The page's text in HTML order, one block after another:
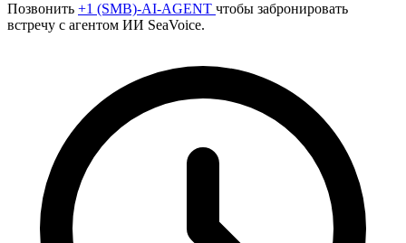
Позвонить +1 (SMB)-AI-AGENT чтобы забронировать
встречу с агентом ИИ SeaVoice.